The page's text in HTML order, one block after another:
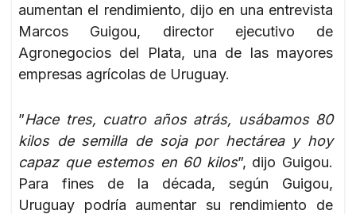
aumentan el rendimiento, dijo en una entrevista
Marcos Guigou, director ejecutivo de
Agronegocios del Plata, una de las mayores
empresas agrícolas de Uruguay.
”Hace tres, cuatro años atrás, usábamos 80
kilos de semilla de soja por hectárea y hoy
capaz que estemos en 60 kilos”, dijo Guigou.
Para fines de la década, según Guigou,
Uruguay podría aumentar su rendimiento de